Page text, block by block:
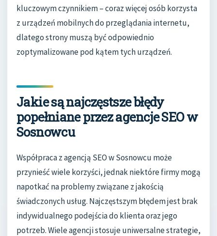
kluczowym czynnikiem – coraz więcej osób korzysta
z urządzeń mobilnych do przeglądania internetu,
dlatego strony muszą być odpowiednio
zoptymalizowane pod kątem tych urządzeń.
Jakie są najczęstsze błędy
popełniane przez agencje SEO w
Sosnowcu
Współpraca z agencją SEO w Sosnowcu może
przynieść wiele korzyści, jednak niektóre firmy mogą
napotkać na problemy związane z jakością
świadczonych usług. Najczęstszym błędem jest brak
indywidualnego podejścia do klienta oraz jego
potrzeb. Wiele agencji stosuje uniwersalne strategie,